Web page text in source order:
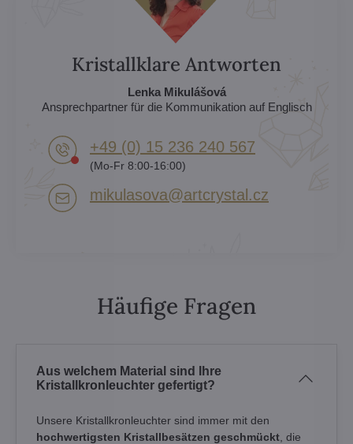
Kristallklare Antworten
Lenka Mikulášová
Ansprechpartner für die Kommunikation auf Englisch
+49 (0) 15 236 240 567
(Mo-Fr 8:00-16:00)
mikulasova​@artcrystal​.cz
Häufige Fragen
Aus welchem Material sind Ihre
Kristallkronleuchter gefertigt?
Unsere Kristallkronleuchter sind immer mit den
hochwertigsten Kristallbesätzen geschmückt , die